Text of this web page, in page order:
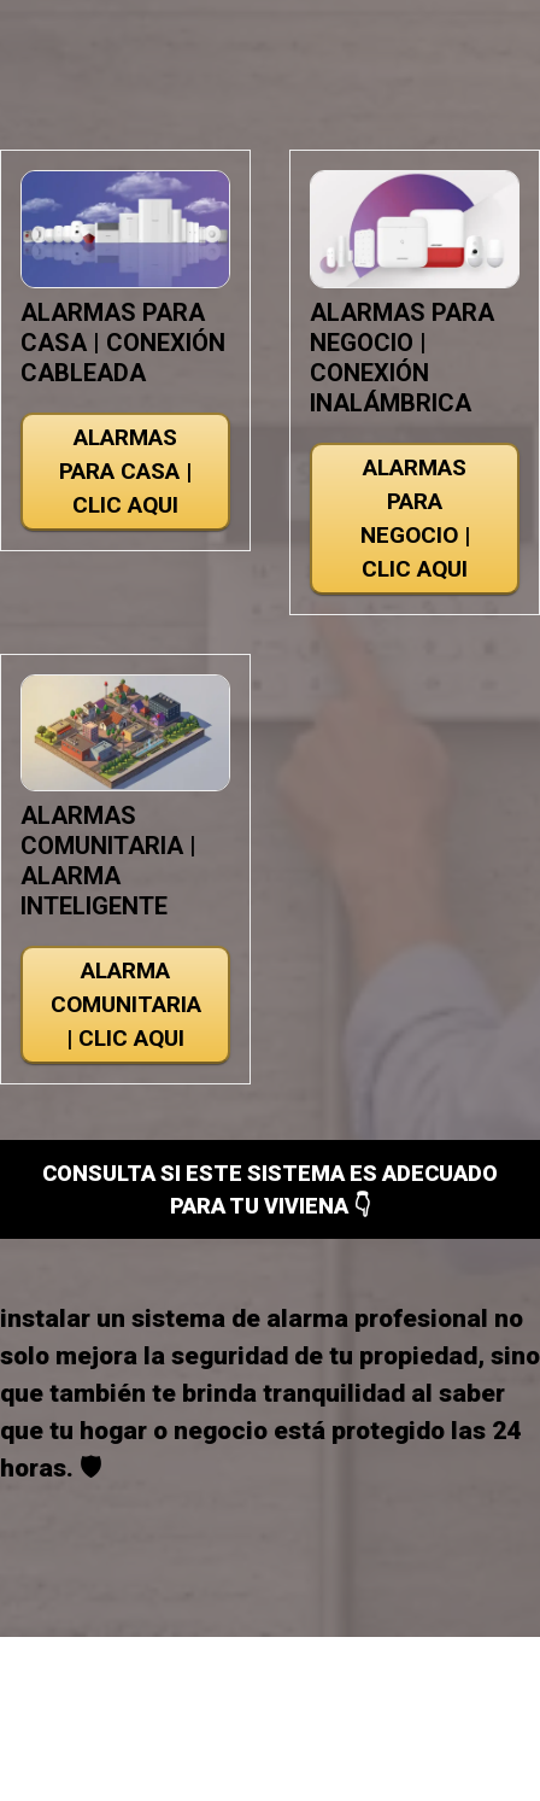
ALARMAS PARA
CASA | CONEXIÓN
CABLEADA
ALARMAS
PARA CASA |
CLIC AQUI
ALARMAS PARA
NEGOCIO |
CONEXIÓN
INALÁMBRICA
ALARMAS
PARA
NEGOCIO |
CLIC AQUI
ALARMAS
COMUNITARIA |
ALARMA
INTELIGENTE
ALARMA
COMUNITARIA
| CLIC AQUI
CONSULTA SI ESTE SISTEMA ES ADECUADO
PARA TU VIVIENA 👇
instalar un sistema de alarma profesional no
solo mejora la seguridad de tu propiedad, sino
que también te brinda tranquilidad al saber
que tu hogar o negocio está protegido las 24
horas. 🛡️